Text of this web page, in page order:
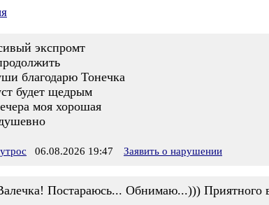
экспромт
благодарю Тонечка
будет щедрым
моя хорошая
06.08.2026 19:47 Заявить о нарушении
Постараюсь... Обнимаю...))) Приятного